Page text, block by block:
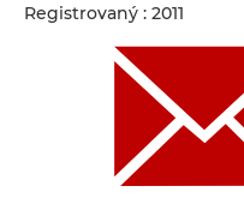
Registrovaný : 2011